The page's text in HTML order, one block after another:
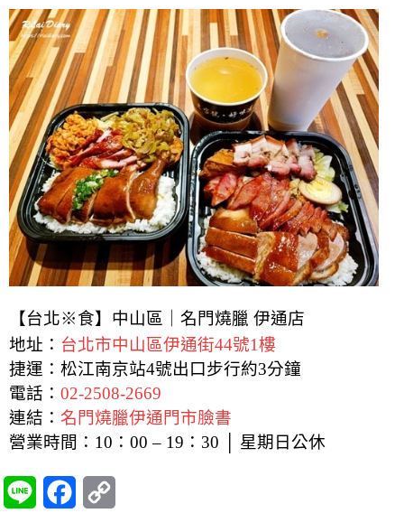
【台北※食】中山區｜名門燒臘 伊通店
地址： 台北市中山區伊通街44號1樓
捷運：松江南京站4號出口步行約3分鐘
電話： 02-2508-2669
連結： 名門燒臘伊通門市臉書
營業時間：10：00 – 19：30 │ 星期日公休